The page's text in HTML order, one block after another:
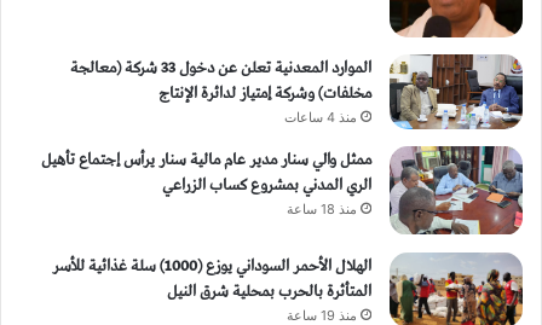
الموارد المعدنية تعلن عن دخول 33 شركة (معالجة
مخلفات) وشركة إمتياز لدائرة الإنتاج
منذ 4 ساعات
ممثل والي سنار مدير عام مالية سنار يرأس إجتماع تأهيل
الري المدني بمشروع كساب الزراعي
منذ 18 ساعة
الهلال الأحمر السوداني يوزع (1000) سلة غذائية للأسر
المتأثرة بالحرب بمحلية شرق النيل
منذ 19 ساعة